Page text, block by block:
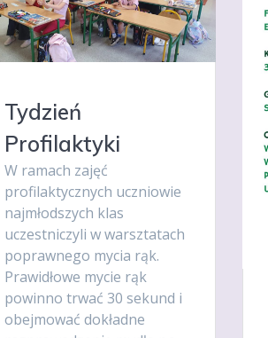
Tydzień
Profilaktyki
W ramach zajęć
profilaktycznych uczniowie
najmłodszych klas
uczestniczyli w warsztatach
poprawnego mycia rąk.
Prawidłowe mycie rąk
powinno trwać 30 sekund i
obejmować dokładne